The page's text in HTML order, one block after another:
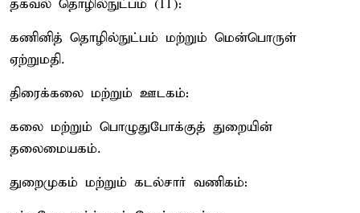
தகவல் தொழில்நுட்பம் (IT):
கணினித் தொழில்நுட்பம் மற்றும் மென்பொருள்
ஏற்றுமதி.
திரைக்கலை மற்றும் ஊடகம்:
கலை மற்றும் பொழுதுபோக்குத் துறையின்
தலைமையகம்.
துறைமுகம் மற்றும் கடல்சார் வணிகம்: